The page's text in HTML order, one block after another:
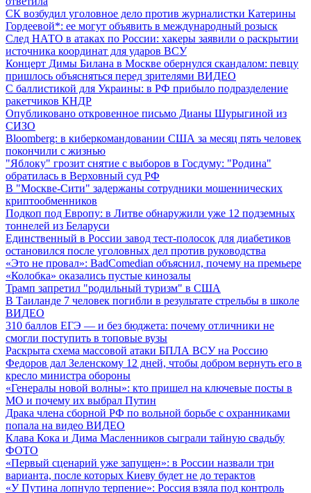
СК возбудил уголовное дело против журналистки Катерины
Гордеевой*: ее могут объявить в международный розыск
След НАТО в атаках по России: хакеры заявили о раскрытии
источника координат для ударов ВСУ
Концерт Димы Билана в Москве обернулся скандалом: певцу
пришлось объясняться перед зрителями ВИДЕО
С баллистикой для Украины: в РФ прибыло подразделение
ракетчиков КНДР
Опубликовано откровенное письмо Дианы Шурыгиной из
СИЗО
Bloomberg: в киберкомандовании США за месяц пять человек
покончили с жизнью
"Яблоку" грозит снятие с выборов в Госдуму: "Родина"
обратилась в Верховный суд РФ
В "Москве-Сити" задержаны сотрудники мошеннических
криптообменников
Подкоп под Европу: в Литве обнаружили уже 12 подземных
тоннелей из Беларуси
Единственный в России завод тест-полосок для диабетиков
остановился после уголовных дел против руководства
«Это не провал»: BadComedian объяснил, почему на премьере
«Колобка» оказались пустые кинозалы
Трамп запретил "родильный туризм" в США
В Таиланде 7 человек погибли в результате стрельбы в школе
ВИДЕО
310 баллов ЕГЭ — и без бюджета: почему отличники не
смогли поступить в топовые вузы
Раскрыта схема массовой атаки БПЛА ВСУ на Россию
Федоров дал Зеленскому 12 дней, чтобы добром вернуть его в
кресло министра обороны
«Генералы новой волны»: кто пришел на ключевые посты в
МО и почему их выбрал Путин
Драка члена сборной РФ по вольной борьбе с охранниками
попала на видео ВИДЕО
Клава Кока и Дима Масленников сыграли тайную свадьбу
ФОТО
«Первый сценарий уже запущен»: в России назвали три
варианта, после которых Киеву будет не до терактов
«У Путина лопнуло терпение»: Россия взяла под контроль